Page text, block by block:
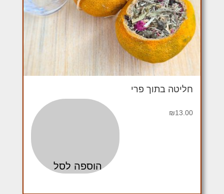
חליטה בתוך פרי
₪13.00
הוספה לסל